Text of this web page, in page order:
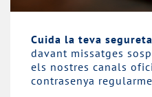
Cuida la teva
davant missatges
els nostres canals
contrasenya